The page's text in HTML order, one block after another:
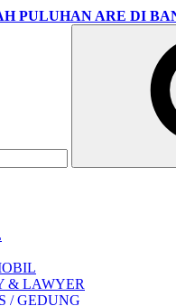
PULUHAN ARE DI
& LAWYER
/ GEDUNG